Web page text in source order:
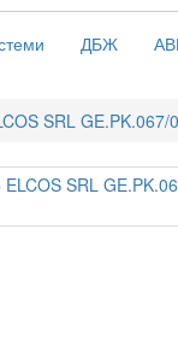
ДБЖ
SRL